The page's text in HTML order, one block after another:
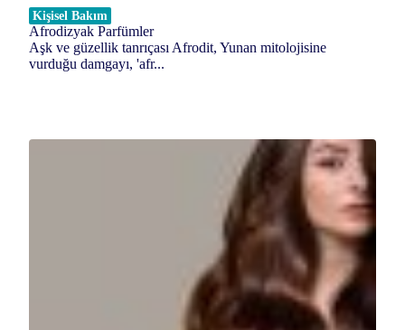
Kişisel Bakım
Afrodizyak Parfümler
Aşk ve güzellik tanrıçası Afrodit, Yunan mitolojisine
vurduğu damgayı, 'afr...